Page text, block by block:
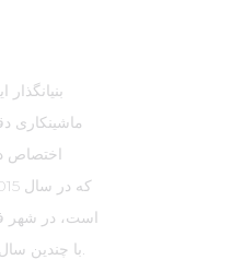
ماشینکاری
اختصاص
است، در شهر
D&R با چندین سال تجربه جمع آوری کرده است.